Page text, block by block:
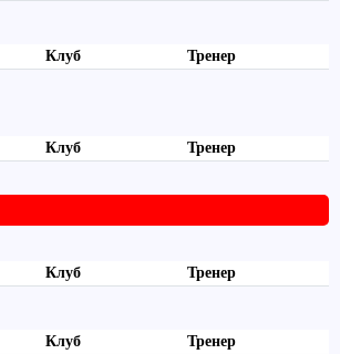
Клуб Тренер
Клуб Тренер
Клуб Тренер
Клуб Тренер